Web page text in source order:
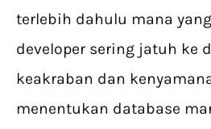
terlebih dahulu mana
developer sering jatuh ke
keakraban dan
menentukan database